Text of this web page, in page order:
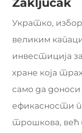
Укратко,
великим
инвестиција
хране која
само да
ефикасности
трошкова, већ